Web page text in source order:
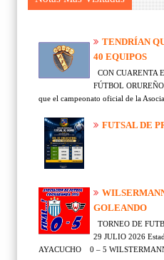
TENDRÍAN
40 EQUIPOS
CON CUARENTA
FÚTBOL
que el campeonato oficial de la
FUTSAL DE
GOLEANDO
TORNEO DE
29 JULIO 2026
AYACUCHO 0 – 5 WILSTERMANN